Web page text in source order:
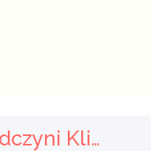
Doradca / Doradczyni Klienta